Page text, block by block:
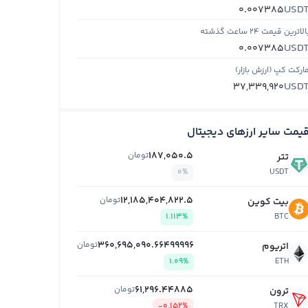
0.007385
قیمت ۲۴ ساعت گذشته
0.007385
مارکت کپ (ارزش بازار)
37,339,920
قیمت سایر ارزهای دیجیتال
تتر
USDT
187,050.5تومان
0%
بیت کوین
BTC
12,185,404,822.5تومان
1.113%
اتریوم
ETH
360,695,090.66499996تومان
1.09%
ترون 61,296.44885تومان